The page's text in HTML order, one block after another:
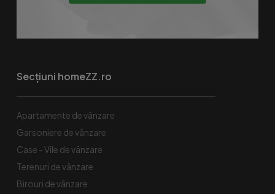
Secțiuni homeZZ.ro
Apartamente de vânzare
Garsoniere de vânzare
Case - Vile de vânzare
Terenuri de vânzare
Birouri de vânzare